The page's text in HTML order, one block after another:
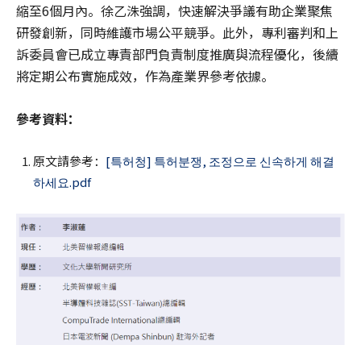
縮至6個月內。徐乙洙強調，快速解決爭議有助企業聚焦
研發創新，同時維護市場公平競爭。此外， 專利審判和上
訴委員會已成立專責部門負責制度推廣與流程優化，後續
將定期公布實施成效，作為產業界參考依據。
參考資料：
原文請參考： [특허청] 특허분쟁, 조정으로 신속하게 해결
하세요.pdf